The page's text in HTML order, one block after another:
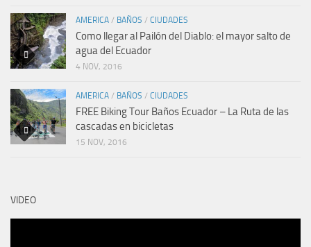
AMERICA / BAÑOS / CIUDADES
Como llegar al Pailón del Diablo: el mayor salto de
agua del Ecuador
4 NOV, 2016
AMERICA / BAÑOS / CIUDADES
FREE Biking Tour Baños Ecuador – La Ruta de las
cascadas en bicicletas
15 NOV, 2016
VIDEO